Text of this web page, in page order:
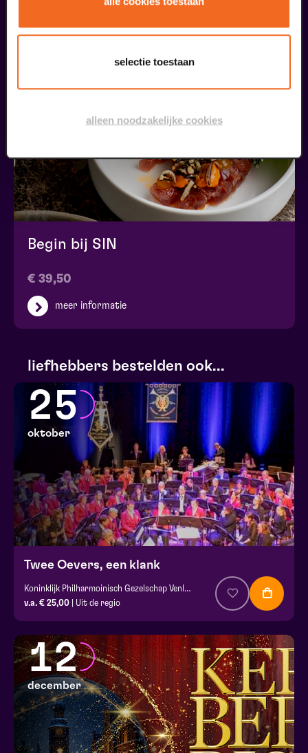
selectie toestaan
alleen noodzakelijke cookies
Begin bij SIN
€ 39,50
meer informatie
liefhebbers bestelden ook...
25
oktober
Twee Oevers, een klank
Koninklijk Philharmoinisch Gezelschap Venlo en harmonie st. Caecilia Blerick
v.a. € 25,00 | Uit de regio
12
december